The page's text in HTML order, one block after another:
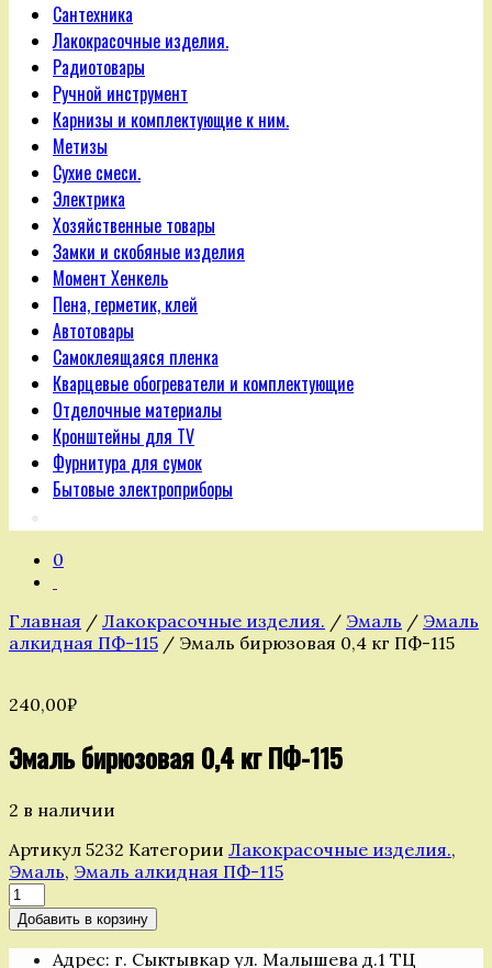
Сантехника
Лакокрасочные изделия.
Радиотовары
Ручной инструмент
Карнизы и комплектующие к ним.
Метизы
Сухие смеси.
Электрика
Хозяйственные товары
Замки и скобяные изделия
Момент Хенкель
Пена, герметик, клей
Автотовары
Самоклеящаяся пленка
Кварцевые обогреватели и комплектующие
Отделочные материалы
Кронштейны для TV
Фурнитура для сумок
Бытовые электроприборы
0
Главная / Лакокрасочные изделия. / Эмаль / Эмаль
алкидная ПФ-115 / Эмаль бирюзовая 0,4 кг ПФ-115
240,00₽
Эмаль бирюзовая 0,4 кг ПФ-115
2 в наличии
Артикул 5232 Категории Лакокрасочные изделия.,
Эмаль, Эмаль алкидная ПФ-115
Количество
товара
Эмаль
бирюзовая
Добавить в корзину
Адрес: г. Сыктывкар ул. Малышева д.1 ТЦ